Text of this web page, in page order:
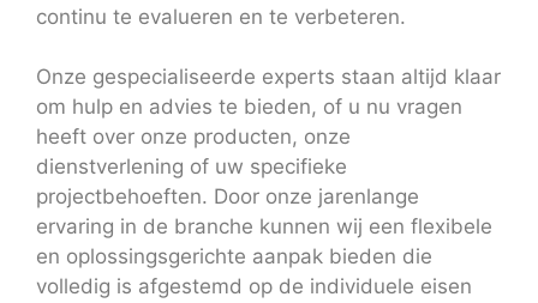
continu te evalueren en te verbeteren.
Onze gespecialiseerde experts staan altijd klaar
om hulp en advies te bieden, of u nu vragen
heeft over onze producten, onze
dienstverlening of uw specifieke
projectbehoeften. Door onze jarenlange
ervaring in de branche kunnen wij een flexibele
en oplossingsgerichte aanpak bieden die
volledig is afgestemd op de individuele eisen